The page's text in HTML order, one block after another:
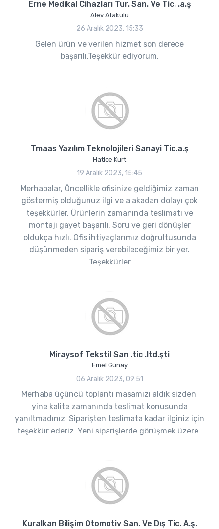
Erne Medikal Cihazları Tur. San. Ve Tic. .a.ş
Alev Atakulu
26 Aralık 2023, 15:33
Gelen ürün ve verilen hizmet son derece
başarılı.Teşekkür ediyorum.
Tmaas Yazılım Teknolojileri Sanayi Tic.a.ş
Hatice Kurt
19 Aralık 2023, 15:45
Merhabalar, Öncellikle ofisinize geldiğimiz zaman
göstermiş olduğunuz ilgi ve alakadan dolayı çok
teşekkürler. Ürünlerin zamanında teslimatı ve
montajı gayet başarılı. Soru ve geri dönüşler
oldukça hızlı. Ofis ihtiyaçlarımız doğrultusunda
düşünmeden sipariş verebileceğimiz bir yer.
Teşekkürler
Miraysof Tekstil San .tic .ltd.şti
Emel Günay
06 Aralık 2023, 09:51
Merhaba üçüncü toplantı masamızı aldık sizden,
yine kalite zamanında teslimat konusunda
yanıltmadınız. Siparişten teslimata kadar ilginiz için
teşekkür ederiz. Yeni siparişlerde görüşmek üzere..
Kuralkan Bilişim Otomotiv San. Ve Dış Tic. A.ş.